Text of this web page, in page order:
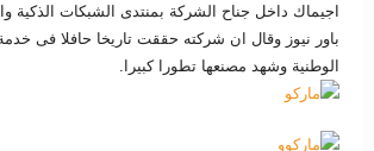
اجيماك داخل جناح الشركة بمنتدى الشبكات الذكية
باور نيوز وقال ان شركته حققت تاريخا حافلا فى
الوطنية وشهد مصنعها تطورا كبيرا.